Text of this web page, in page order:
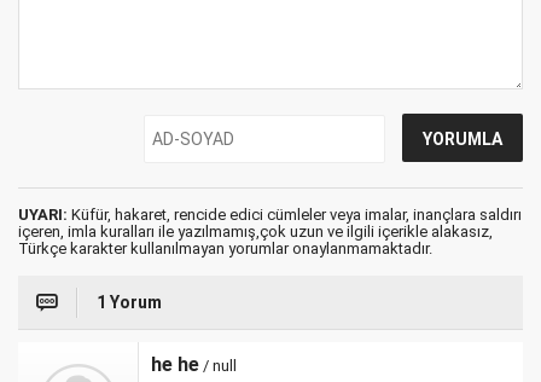
UYARI: Küfür, hakaret, rencide edici cümleler veya imalar, inançlara saldırı
içeren, imla kuralları ile yazılmamış,çok uzun ve ilgili içerikle alakasız,
Türkçe karakter kullanılmayan yorumlar onaylanmamaktadır.
1 Yorum
he he / null